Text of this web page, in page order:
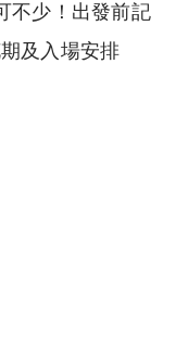
不少！出發前記
及入場安排